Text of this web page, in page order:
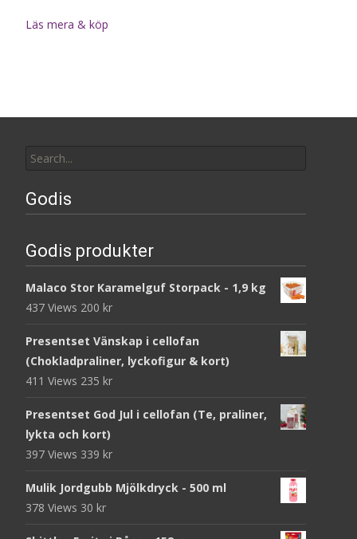
Läs mera & köp
for:
Godis
Godis produkter
Malaco Stor Karamelguf Storpack - 1,9 kg
437 Views 200 kr
Presentset Vänskap i cellofan
(Chokladpraliner, lyckofigur & kort)
411 Views 235 kr
Presentset God Jul i cellofan (Te, praliner,
lykta och kort)
397 Views 339 kr
Mulik Jordgubb Mjölkdryck - 500 ml
378 Views 30 kr